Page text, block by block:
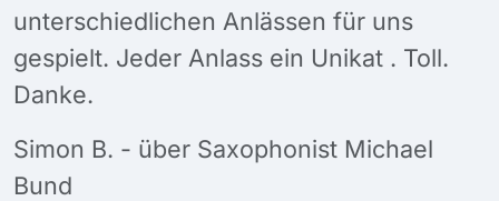
unterschiedlichen Anlässen für uns
gespielt. Jeder Anlass ein Unikat . Toll.
Danke.
Simon B. - über Saxophonist Michael
Bund